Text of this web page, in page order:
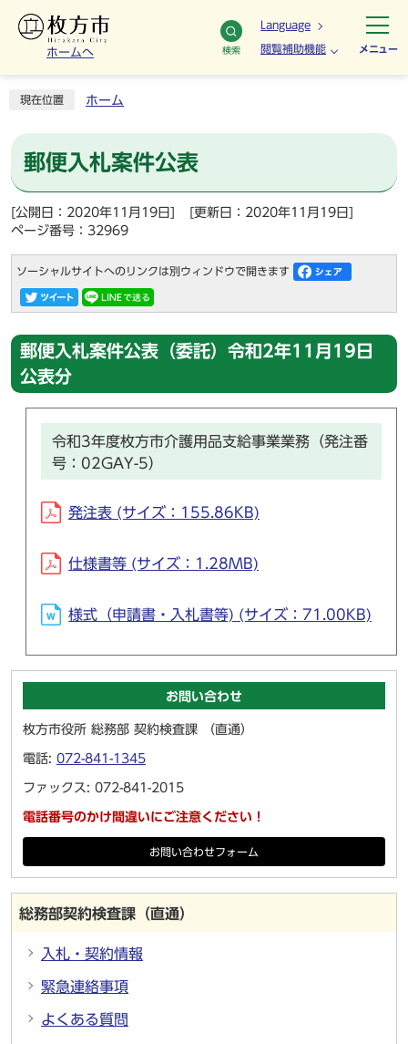
ホームへ 検索
Language
閲覧補助機能 メニュー
現在位置 ホーム
郵便入札案件公表
[公開日：2020年11月19日]
[更新日：2020年11月19日]
ページ番号：32969
ソーシャルサイトへのリンクは別ウィンドウで開きます
郵便入札案件公表（委託）令和2年11月19日
公表分
令和3年度枚方市介護用品支給事業業務（発注番
号：02GAY-5）
発注表 (サイズ：155.86KB)
仕様書等 (サイズ：1.28MB)
様式（申請書・入札書等) (サイズ：71.00KB)
お問い合わせ
枚方市役所 総務部 契約検査課 （直通）
電話: 072-841-1345
ファックス: 072-841-2015
電話番号のかけ間違いにご注意ください！
お問い合わせフォーム
総務部契約検査課（直通）
入札・契約情報
緊急連絡事項
よくある質問